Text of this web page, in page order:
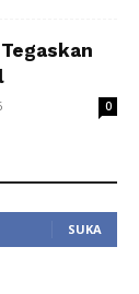
0
SUKA